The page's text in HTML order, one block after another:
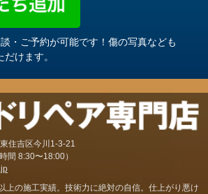
・ご予約が可能です！傷の写真なども
けます。
住吉区今川1-3-21
時間 8:30〜18:00）
上の施工実績。技術力に絶対の自信。仕上がり悪け